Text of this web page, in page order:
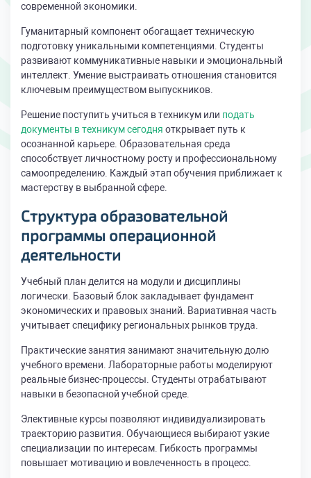
современной экономики.
Гуманитарный компонент обогащает техническую
подготовку уникальными компетенциями. Студенты
развивают коммуникативные навыки и эмоциональный
интеллект. Умение выстраивать отношения становится
ключевым преимуществом выпускников.
Решение поступить учиться в техникум или подать
документы в техникум сегодня открывает путь к
осознанной карьере. Образовательная среда
способствует личностному росту и профессиональному
самоопределению. Каждый этап обучения приближает к
мастерству в выбранной сфере.
Структура образовательной
программы операционной
деятельности
Учебный план делится на модули и дисциплины
логически. Базовый блок закладывает фундамент
экономических и правовых знаний. Вариативная часть
учитывает специфику региональных рынков труда.
Практические занятия занимают значительную долю
учебного времени. Лабораторные работы моделируют
реальные бизнес-процессы. Студенты отрабатывают
навыки в безопасной учебной среде.
Элективные курсы позволяют индивидуализировать
траекторию развития. Обучающиеся выбирают узкие
специализации по интересам. Гибкость программы
повышает мотивацию и вовлеченность в процесс.